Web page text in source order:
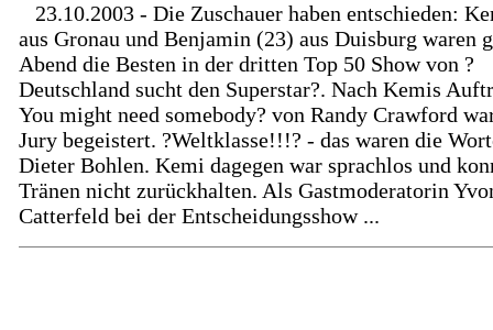
23.10.2003 - Die Zuschauer haben entschieden:
aus Gronau und Benjamin (23) aus Duisburg waren
Abend die Besten in der dritten Top 50 Show von ?
Deutschland sucht den Superstar?. Nach Kemis
You might need somebody? von Randy Crawford
Jury begeistert. ?Weltklasse!!!? - das waren die
Dieter Bohlen. Kemi dagegen war sprachlos und
Tränen nicht zurückhalten. Als Gastmoderatorin
Catterfeld bei der Entscheidungsshow ...